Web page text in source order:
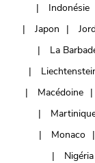
Indonésie
Japon
La
Macédoine
Monaco
Nigéria